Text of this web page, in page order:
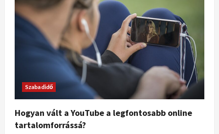
Szabadidő
Hogyan vált a YouTube a legfontosabb online
tartalomforrássá?